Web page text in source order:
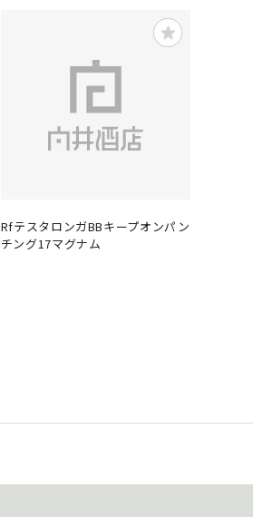
RfテスタロンガBBキープオンパン
チング17マグナム